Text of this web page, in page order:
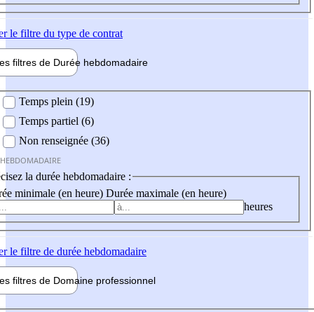
le filtre du type de contrat
filtres de Durée hebdomadaire
Temps plein (19)
Temps partiel (6)
Non renseignée (36)
la durée hebdomadaire :
minimale (en heure) Durée maximale (en heure)
heures
le filtre de durée hebdomadaire
filtres de Domaine professionnel